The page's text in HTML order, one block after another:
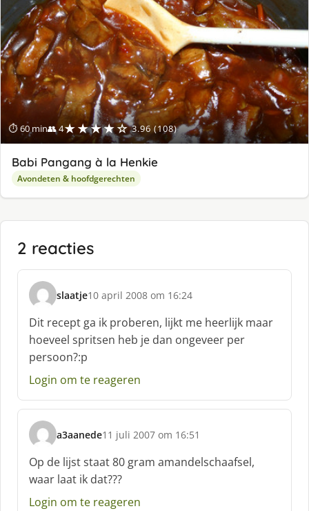
⏱ 60 min👥 4★★★★☆ 3.96 (108)
Babi Pangang à la Henkie
Avondeten & hoofdgerechten
2 reacties
slaatje
s
c
h
r
e
e
:
10 april 2008 om 16:24
Dit recept ga ik proberen, lijkt me heerlijk maar
hoeveel spritsen heb je dan ongeveer per
persoon?:p
Login om te reageren
a3aanede
s
c
h
r
e
11 juli 2007 om 16:51
Op de lijst staat 80 gram amandelschaafsel,
waar laat ik dat???
Login om te reageren